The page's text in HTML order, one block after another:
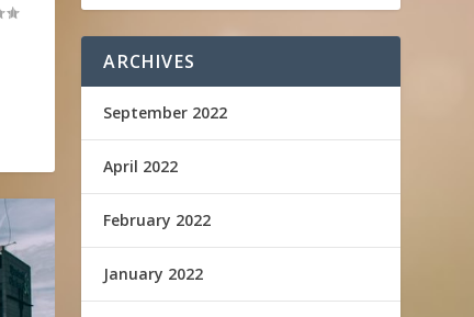
ARCHIVES
September 2022
April 2022
February 2022
January 2022